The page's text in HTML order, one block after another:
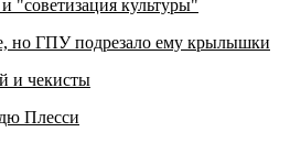
"советизация культуры"
но ГПУ подрезало ему крылышки
и чекисты
Плесси